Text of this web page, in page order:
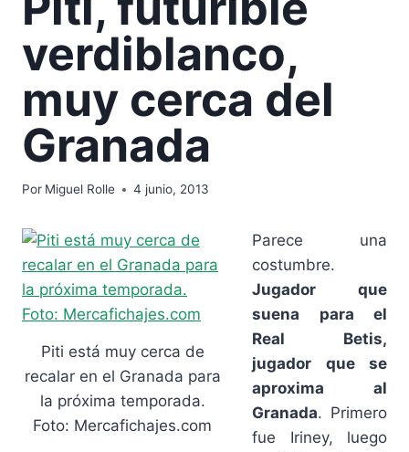
verdiblanco,
muy cerca del
Granada
Por Miguel Rolle 4 junio, 2013
Piti está muy cerca de
recalar en el Granada para
la próxima temporada.
Foto: Mercafichajes.com
Parece una
costumbre.
Jugador que
suena para el
Real Betis,
jugador que se
aproxima al
Granada. Primero
fue Iriney, luego